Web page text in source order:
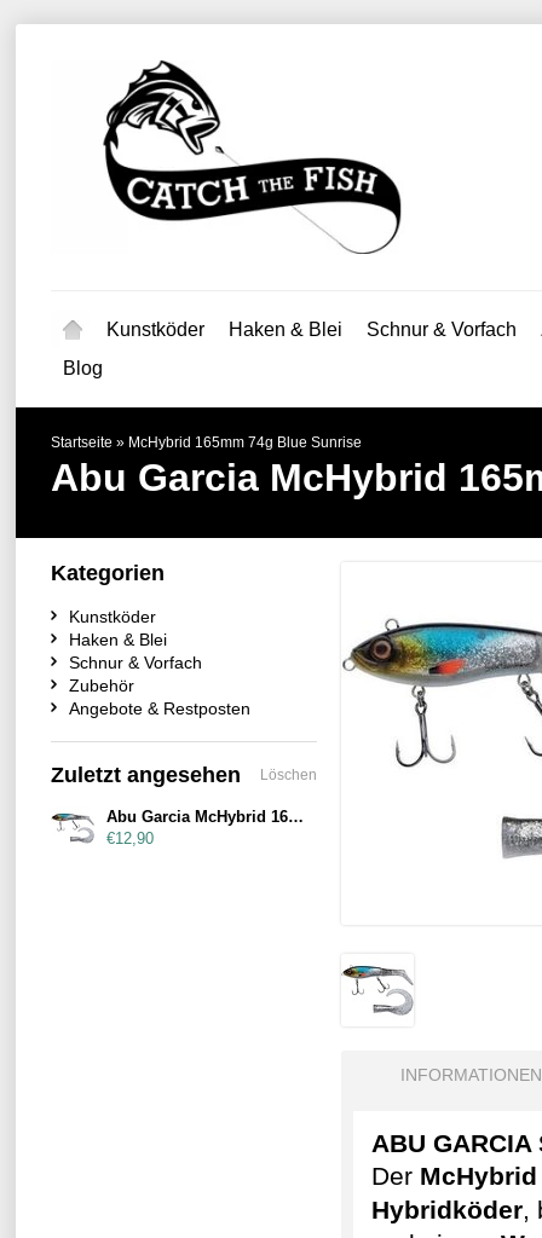
Kunstköder Haken & Blei Schnur & Vorfach
Blog
Startseite » McHybrid 165mm 74g Blue Sunrise
Abu Garcia McHybrid
INFORMATIONEN
ABU
Der McHybrid
Hybridköder,
Kategorien
Kunstköder
Haken & Blei
Schnur & Vorfach
Zubehör
Angebote & Restposten
Zuletzt angesehen Löschen
Abu Garcia McHybrid 165mm 74g Blue Sunrise
€12,90